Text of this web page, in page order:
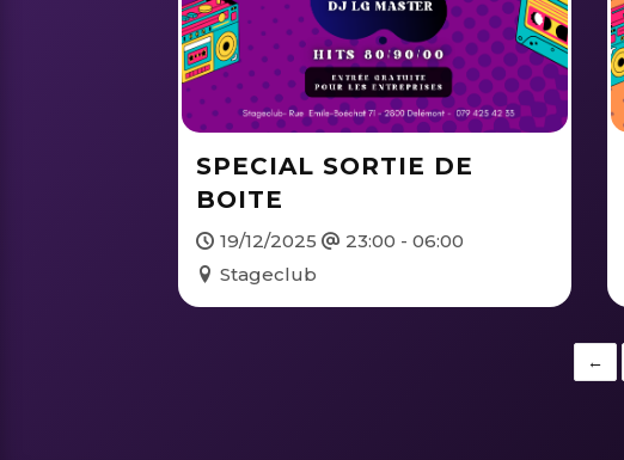
SPECIAL SORTIE DE
BOITE
19/12/2025
23:00 - 06:00
Stageclub
←